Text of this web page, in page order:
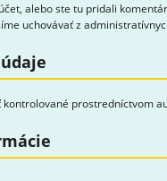
alebo ste tu pridali
uchovávať z
prostredníctvom